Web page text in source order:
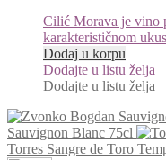
Cilić Morava je vino
karakterističnom
Dodaj u korpu
Dodajte u listu želja
Dodajte u listu želja
Sauvignon Blanc 75cl
Torres Sangre de Toro